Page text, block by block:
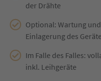
der Drähte
Optional: Wartung
Einlagerung des
Im Falle des Falles:
inkl. Leihgeräte